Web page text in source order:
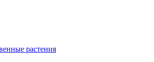
растения